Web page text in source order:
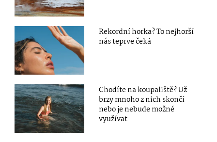
Rekordní horka? To nejhorší
nás teprve čeká
Chodíte na koupaliště? Už
brzy mnoho z nich skončí
nebo je nebude možné
využívat